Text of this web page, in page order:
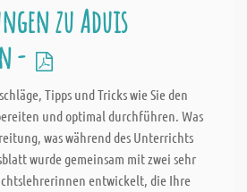
zu Aduis
-
Tipps und Tricks wie Sie den
und optimal durchführen. Was
was während des Unterrichts
wurde gemeinsam mit zwei sehr
entwickelt, die Ihre